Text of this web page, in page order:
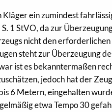
ein zumindest
1 StVO, da zur
nicht den
steht zur Überzeugung
ist es bekanntermaßen
jedoch hat der
6 Metern, eingehalten
etwa Tempo 30